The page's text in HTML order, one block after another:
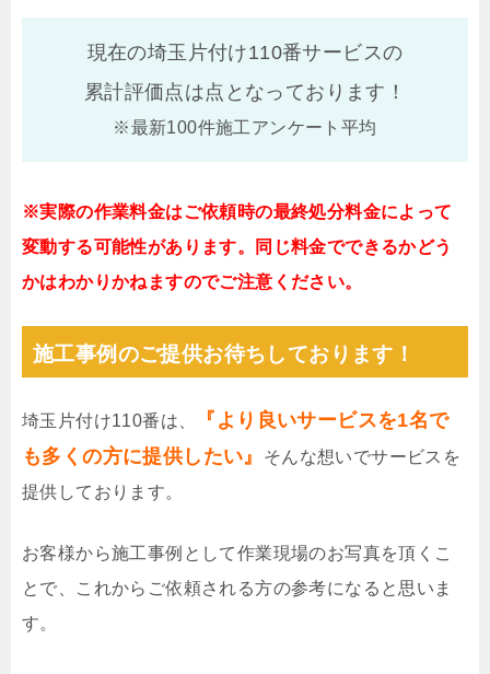
現在の埼玉片付け110番サービスの
累計評価点は点となっております！
※最新100件施工アンケート平均
※実際の作業料金はご依頼時の最終処分料金によって
変動する可能性があります。同じ料金でできるかどう
かはわかりかねますのでご注意ください。
施工事例のご提供お待ちしております！
埼玉片付け110番は、
『より良いサービスを1名で
も多くの方に提供したい』
そんな想いでサービスを
提供しております。
お客様から施工事例として作業現場のお写真を頂くこ
とで、これからご依頼される方の参考になると思いま
す。